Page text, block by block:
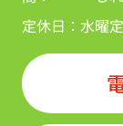
定休日： 水曜